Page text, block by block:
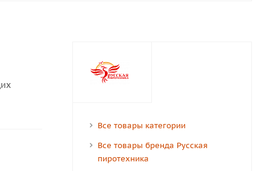
Все товары категории
Все товары бренда Русская
пиротехника